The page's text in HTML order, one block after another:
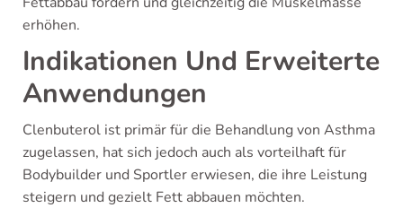
erhöhen.
Indikationen Und Erweiterte
Anwendungen
Clenbuterol ist primär für die Behandlung von Asthma
zugelassen, hat sich jedoch auch als vorteilhaft für
Bodybuilder und Sportler erwiesen, die ihre Leistung
steigern und gezielt Fett abbauen möchten.